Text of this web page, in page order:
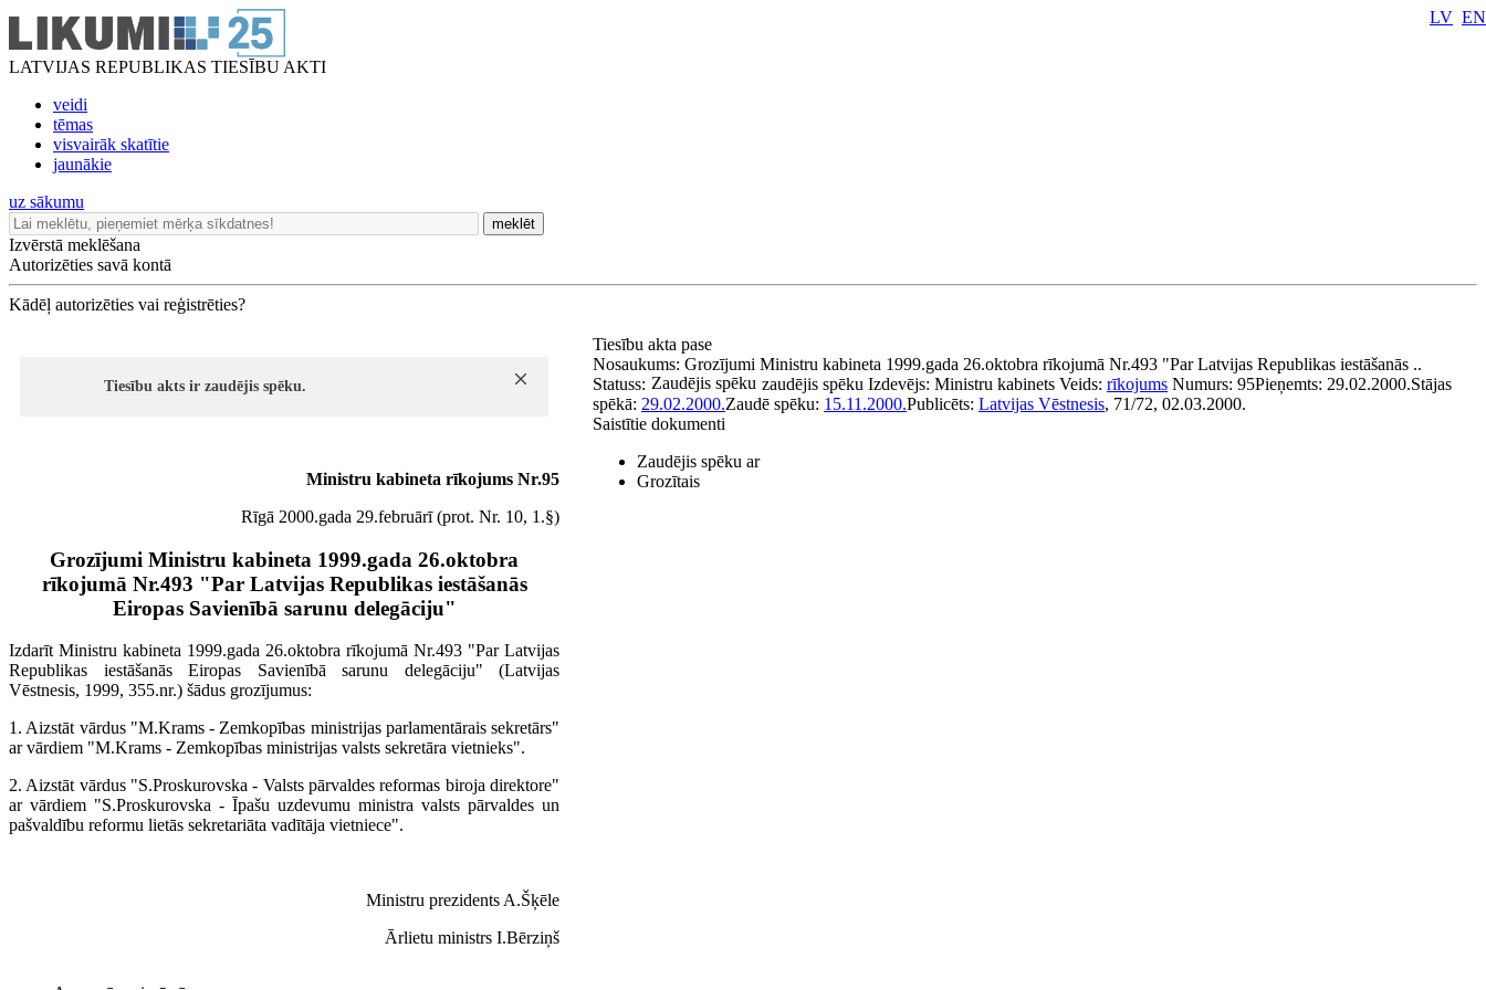
LATVIJAS REPUBLIKAS TIESĪBU AKTI
veidi
tēmas
visvairāk skatītie
jaunākie
LV EN
uz sākumu
meklēt
Izvērstā meklēšana
Autorizēties savā kontā
Kādēļ autorizēties vai reģistrēties?
Tiesību akts ir zaudējis spēku.
Ministru kabineta rīkojums Nr.95
Rīgā 2000.gada 29.februārī (prot. Nr. 10, 1.§)
Grozījumi Ministru kabineta 1999.gada 26.oktobra
rīkojumā Nr.493 "Par Latvijas Republikas iestāšanās
Eiropas Savienībā sarunu delegāciju"
Izdarīt Ministru kabineta 1999.gada 26.oktobra rīkojumā Nr.493 "Par Latvijas
Republikas iestāšanās Eiropas Savienībā sarunu delegāciju" (Latvijas
Vēstnesis, 1999, 355.nr.) šādus grozījumus:
1. Aizstāt vārdus "M.Krams - Zemkopības ministrijas parlamentārais sekretārs"
ar vārdiem "M.Krams - Zemkopības ministrijas valsts sekretāra vietnieks".
2. Aizstāt vārdus "S.Proskurovska - Valsts pārvaldes reformas biroja direktore"
ar vārdiem "S.Proskurovska - Īpašu uzdevumu ministra valsts pārvaldes un
pašvaldību reformu lietās sekretariāta vadītāja vietniece".
Ministru prezidents A.Šķēle
Ārlietu ministrs I.Bērziņš
Tiesību akta pase
Nosaukums: Grozījumi Ministru kabineta 1999.gada 26.oktobra rīkojumā Nr.493 "Par Latvijas Republikas iestāšanās ..
Statuss: Zaudējis spēku zaudējis spēku Izdevējs: Ministru kabinets Veids: rīkojums Numurs: 95Pieņemts: 29.02.2000.Stājas
spēkā: 29.02.2000.Zaudē spēku: 15.11.2000.Publicēts: Latvijas Vēstnesis, 71/72, 02.03.2000.
Saistītie dokumenti
Zaudējis spēku ar
Grozītais